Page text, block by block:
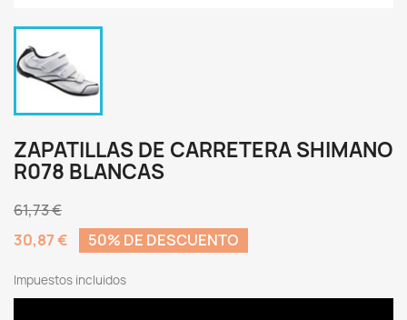
ZAPATILLAS DE CARRETERA SHIMANO
R078 BLANCAS
61,73 €
30,87 €
50% DE DESCUENTO
Impuestos incluidos